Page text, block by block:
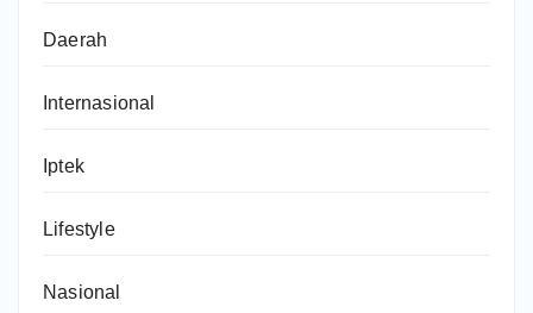
Daerah
Internasional
Iptek
Lifestyle
Nasional